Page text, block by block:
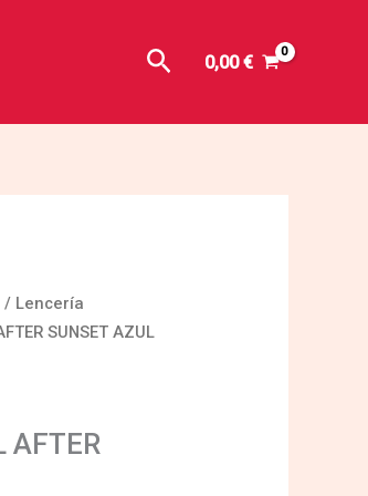
Buscar
0,00€
/ Lencería
SUNSET AZUL
AFTER